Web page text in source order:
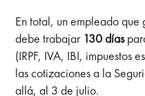
En total, un empleado
debe trabajar 130 días
(IRPF, IVA, IBI, impuestos
las cotizaciones a la
allá, al 3 de julio.